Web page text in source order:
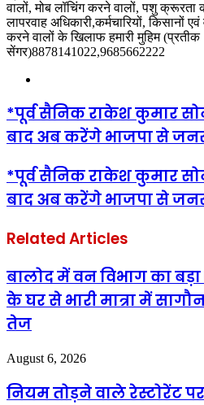
वालों, मोब लॉचिंग करने वालों, पशु क्रूरता
लापरवाह अधिकारी,कर्मचारियों, किसानों
करने वालों के खिलाफ हमारी मुहिम (प्रतीक
सेंगर)8878141022,9685662222
*पूर्व सैनिक राकेश कुमार
बाद अब करेंगे भाजपा से
*पूर्व सैनिक राकेश कुमार
बाद अब करेंगे भाजपा से
Related Articles
बालोद में वन विभाग का
के घर से भारी मात्रा में
तेज
August 6, 2026
नियम तोड़ने वाले रेस्टोरेंट पर